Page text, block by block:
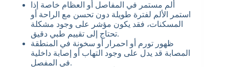
ألم مستمر في المفاصل أو العظام خاصة إذا
استمر الألم لفترة طويلة دون تحسن مع الراحة أو
المسكنات، فقد يكون مؤشر على وجود مشكلة
تحتاج إلى تقييم طبي دقيق.
ظهور تورم أو احمرار أو سخونة في المنطقة
المصابة قد يدل على وجود التهاب أو إصابة داخلية
في المفصل.